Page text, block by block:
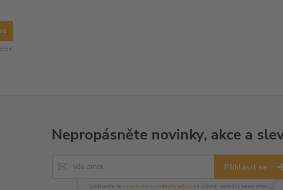
Nepropásněte novinky, akce a
Přihlásit se
Souhlasím se zpracováním osobních údajůza účelem rozesílky newsletteru.